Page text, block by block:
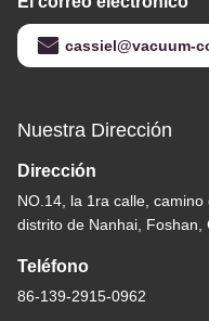
cassiel@vacuum-
Nuestra Dirección
Dirección
NO.14, la 1ra calle, camino
distrito de Nanhai, Foshan,
Teléfono
86-139-2915-0962